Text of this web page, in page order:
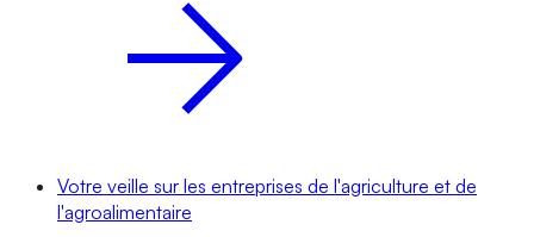
Votre veille sur les entreprises de l'agriculture et de
l'agroalimentaire